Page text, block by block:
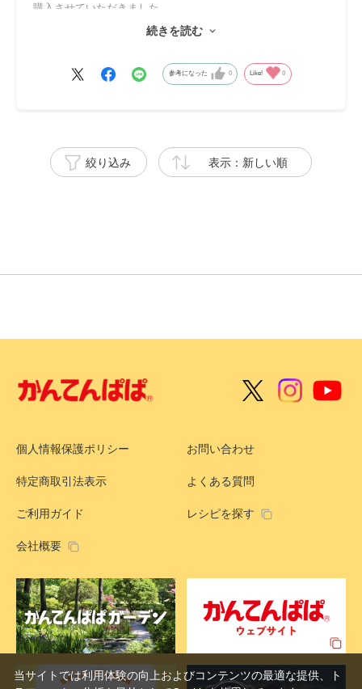
購入させていただきました
絶対に喜ばれるドレッシングと確信しています
と言うのも 自分は こちらを使ってから
続きを読む
参考になった 0 Like! 0
絞り込み 表示：新しい順
個人情報保護ポリシー お問い合わせ
特定商取引法表示 よくある質問
ご利用ガイド レシピを探す
会社概要
当サイトでは利用体験の向上およびコンテンツの最適な提供、ト